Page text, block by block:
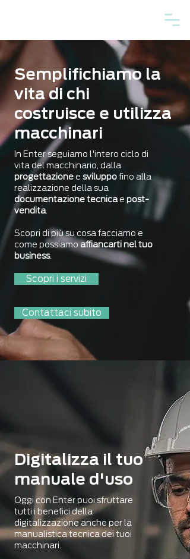
Semplifichiamo la
vita di chi
costruisce e utilizza
macchinari
In Enter seguiamo l'intero ciclo di
vita del macchinario, dalla
progettazione e sviluppofino alla
realizzazione della sua
documentazione tecnicae post-
vendita.
Scopri di più su cosa facciamo e
come possiamo affiancarti nel tuo
business.
Scopri i servizi
Contattaci subito
Digitalizza il tuo
manuale d'uso
Oggi con Enter puoi sfruttare
tutti i benefici della
digitalizzazione anche per la
manualistica tecnica dei tuoi
macchinari.